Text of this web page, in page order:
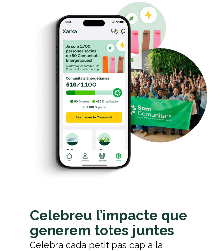
Celebreu l’impacte que
generem totes juntes
Celebra cada petit pas cap a la